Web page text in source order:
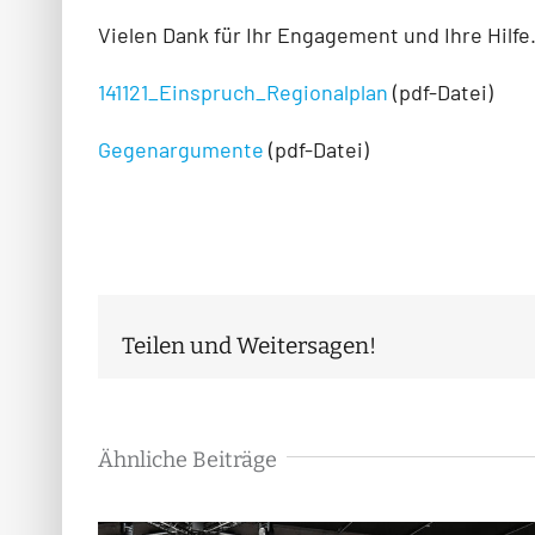
Vielen Dank für Ihr Engagement und Ihre Hilfe.
141121_Einspruch_Regionalplan (pdf-Datei)
Gegenargumente (pdf-Datei)
Teilen und Weitersagen!
Ähnliche Beiträge